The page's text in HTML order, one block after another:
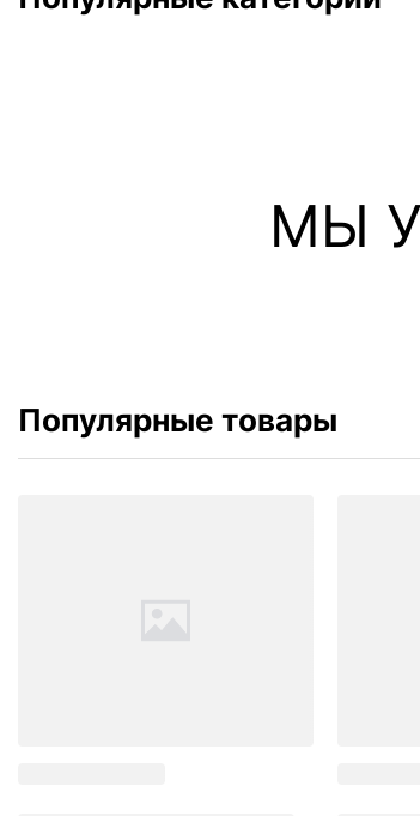
МЫ УЖЕ
Популярные товары